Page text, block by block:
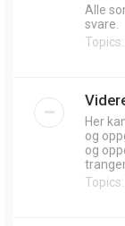
Alle
svare.
Topics:
Her
og
og
Topics: